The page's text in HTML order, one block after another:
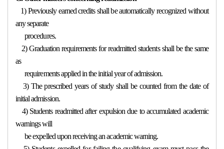
1) Previously earned credits shall be automatically recognized without
any separate
procedures.
2) Graduation requirements for readmitted students shall be the same
as
requirements applied in the initial year of admission.
3) The prescribed years of study shall be counted from the date of
initial admission.
4) Students readmitted after expulsion due to accumulated academic
warnings will
be expelled upon receiving an academic warning.